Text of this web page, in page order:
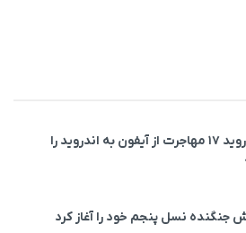
گوگل با اندروید ۱۷ مهاجرت از آیفون به اندروید را
جنگنده نسل پنجم خود را آغاز کرد